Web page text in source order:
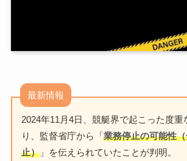
最新情報
2024年11月4日、競艇界で起こった度重
り、監督省庁から「業務停止の可能性
止）」を伝えられていたことが判明。